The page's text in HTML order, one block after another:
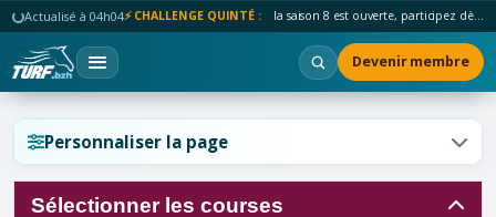
Actualisé à 04h04⚡ CHALLENGE QUINTÉ : la saison 8 est ouverte, participez dès maintenant !
Devenir membre
Personnaliser la page
Sélectionner les courses
Réinitialiser l'affichage ?